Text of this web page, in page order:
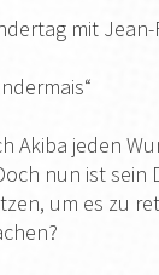
mit
Akiba jeden
nun ist
um es zu